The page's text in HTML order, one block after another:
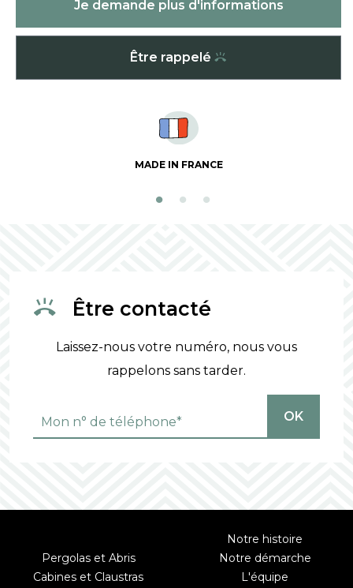
Je demande plus d'informations
Être rappelé
MADE IN FRANCE
Être contacté
Laissez-nous votre numéro, nous vous
rappelons sans tarder.
OK
Pergolas et Abris
Cabines et Claustras
Notre histoire
Notre démarche
L'équipe